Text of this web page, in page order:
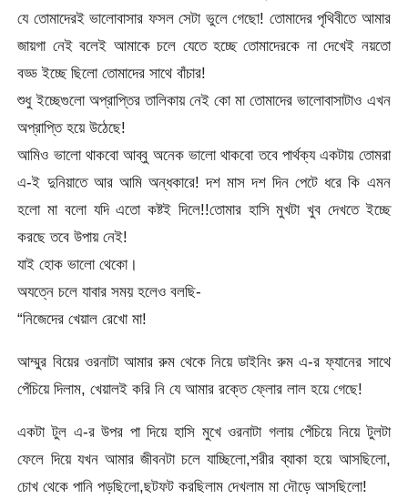
যে তোমাদেরই ভালোবাসার ফসল সেটা ভুলে গেছো! তোমাদের পৃথিবীতে আমার
জায়গা নেই বলেই আমাকে চলে যেতে হচ্ছে তোমাদেরকে না দেখেই নয়তো
বড্ড ইচ্ছে ছিলো তোমাদের সাথে বাঁচার!
শুধু ইচ্ছেগুলো অপ্রাপ্তির তালিকায় নেই কো মা তোমাদের ভালোবাসাটাও এখন
অপ্রাপ্তি হয়ে উঠেছে!
আমিও ভালো থাকবো আব্বু অনেক ভালো থাকবো তবে পার্থক্য একটায় তোমরা
এ-ই দুনিয়াতে আর আমি অন্ধকারে! দশ মাস দশ দিন পেটে ধরে কি এমন
হলো মা বলো যদি এতো কষ্টই দিলে!!তোমার হাসি মুখটা খুব দেখতে ইচ্ছে
করছে তবে উপায় নেই!
যাই হোক ভালো থেকো।
অযত্নে চলে যাবার সময় হলেও বলছি-
“নিজেদের খেয়াল রেখো মা!
আম্মুর বিয়ের ওরনাটা আমার রুম থেকে নিয়ে ডাইনিং রুম এ-র ফ্যানের সাথে
পেঁচিয়ে দিলাম, খেয়ালই করি নি যে আমার রক্তে ফ্লোর লাল হয়ে গেছে!
একটা টুল এ-র উপর পা দিয়ে হাসি মুখে ওরনাটা গলায় পেঁচিয়ে নিয়ে টুলটা
ফেলে দিয়ে যখন আমার জীবনটা চলে যাচ্ছিলো,শরীর ব্যাকা হয়ে আসছিলো,
চোখ থেকে পানি পড়ছিলো,ছটফট করছিলাম দেখলাম মা দৌড়ে আসছিলো!